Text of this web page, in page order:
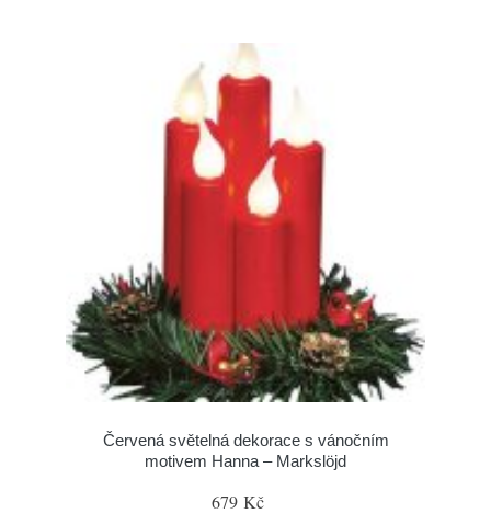
Červená světelná dekorace s vánočním
motivem Hanna – Markslöjd
679 Kč